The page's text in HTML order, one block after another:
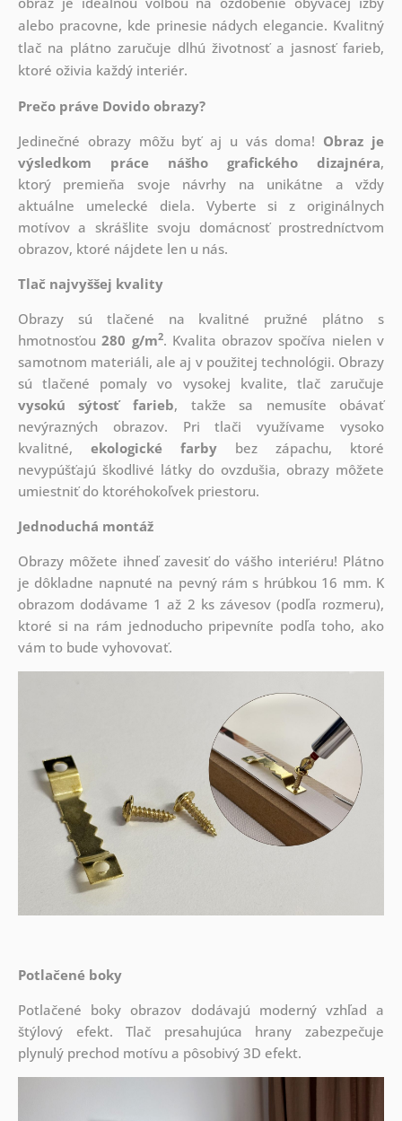
alebo pracovne, kde prinesie nádych elegancie. Kvalitný
tlač na plátno zaručuje dlhú životnosť a jasnosť farieb,
ktoré oživia každý interiér.
Prečo práve Dovido obrazy?
Jedinečné obrazy môžu byť aj u vás doma! Obraz je
výsledkom práce nášho grafického dizajnéra,
ktorý premieňa svoje návrhy na unikátne a vždy
aktuálne umelecké diela. Vyberte si z originálnych
motívov a skrášlite svoju domácnosť prostredníctvom
obrazov, ktoré nájdete len u nás.
Tlač najvyššej kvality
Obrazy sú tlačené na kvalitné pružné plátno s
hmotnosťou280 g/m2. Kvalita obrazov spočíva nielen v
samotnom materiáli, ale aj v použitej technológii. Obrazy
sú tlačené pomaly vo vysokej kvalite, tlač zaručuje
vysokú sýtosť farieb, takže sa nemusíte obávať
nevýrazných obrazov. Pri tlači využívame vysoko
kvalitné, ekologické farby bez zápachu, ktoré
nevypúšťajú škodlivé látky do ovzdušia, obrazy môžete
umiestniť do ktoréhokoľvek priestoru.
Jednoduchá montáž
Obrazy môžete ihneď zavesiť do vášho interiéru! Plátno
je dôkladne napnuté na pevný rám s hrúbkou 16 mm. K
obrazom dodávame 1 až 2 ks závesov (podľa rozmeru),
ktoré si na rám jednoducho pripevníte podľa toho, ako
vám to bude vyhovovať.
Potlačené boky
Potlačené boky obrazov dodávajú moderný vzhľad a
štýlový efekt. Tlač presahujúca hrany zabezpečuje
plynulý prechod motívu a pôsobivý 3D efekt.